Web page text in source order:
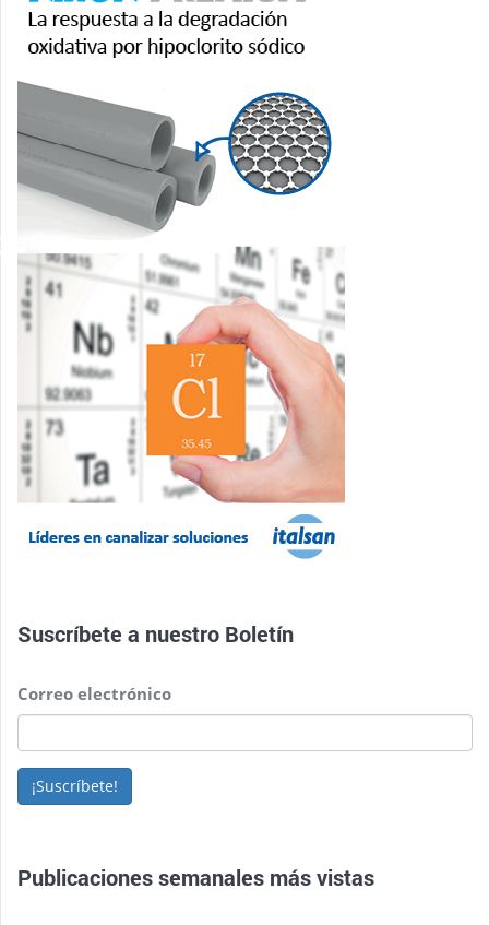
Suscríbete a nuestro Boletín
Correo electrónico
¡Suscríbete!
Publicaciones semanales más vistas